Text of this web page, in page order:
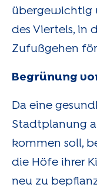
übergewichtig
des Viertels, in
Zufußgehen
Begrünung
Da eine
Stadtplanung
kommen soll,
die Höfe ihrer
neu zu